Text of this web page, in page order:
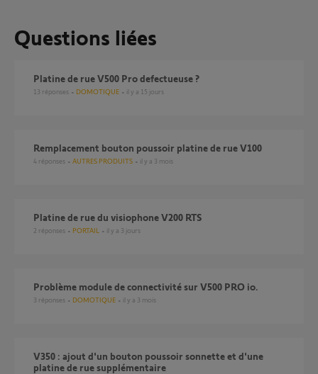
Questions liées
platine de rue V500 Pro defectueuse ?
13 réponses DOMOTIQUE il y a 15 jours
Remplacement bouton poussoir platine de rue V100
4 réponses AUTRES PRODUITS il y a 3 mois
Platine de rue du visiophone V200 RTS
2 réponses PORTAIL il y a 3 jours
Problème module de connectivité sur V500 PRO io.
3 réponses DOMOTIQUE il y a 3 mois
V350 : ajout d'un bouton poussoir sonnette et d'une
platine de rue supplémentaire